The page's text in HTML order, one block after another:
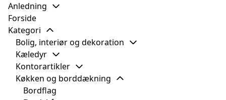
Anledning
Forside
Kategori
Bolig, interiør og dekoration
Kæledyr
Kontorartikler
Køkken og borddækning
Bordflag